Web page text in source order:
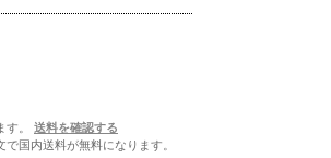
。
送料を確認する
国内送料が無料になります。